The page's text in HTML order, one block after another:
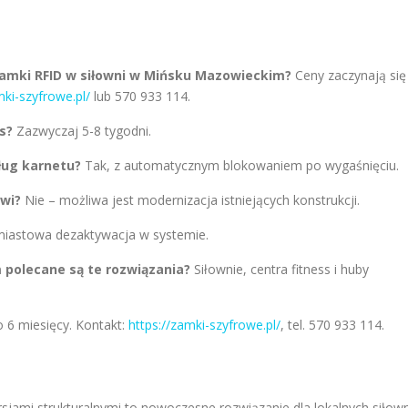
RFID w siłowni w Mińsku Mazowieckim? Ceny zaczynają się
szyfrowe.pl/ lub 570 933 114.
Zazwyczaj 5-8 tygodni.
karnetu? Tak, z automatycznym blokowaniem po wygaśnięciu.
Nie – możliwa jest modernizacja istniejących konstrukcji.
dezaktywacja w systemie.
są te rozwiązania? Siłownie, centra fitness i huby
6 miesięcy. Kontakt: https://zamki-szyfrowe.pl/, tel. 570 933 114.